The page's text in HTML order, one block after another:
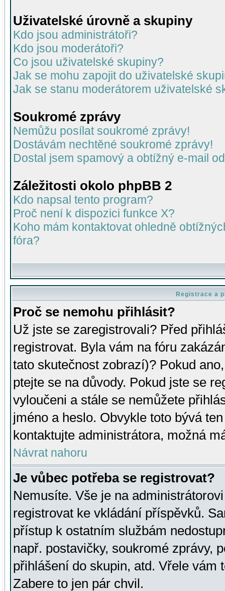
Uživatelské úrovně a skupiny
Kdo jsou administrátoři?
Kdo jsou moderátoři?
Co jsou uživatelské skupiny?
Jak se mohu zapojit do uživatelské
Jak se stanu moderátorem uživatelské
Soukromé zprávy
Nemůžu posílat soukromé zprávy!
Dostávám nechtěné soukromé zprávy!
Dostal jsem spamový a obtížný e-mail
Záležitosti okolo phpBB 2
Kdo napsal tento program?
Proč není k dispozici funkce X?
Koho mám kontaktovat ohledně
fóra?
Registrace a
Proč se nemohu přihlásit?
Už jste se zaregistrovali? Před
registrovat. Byla vám na fóru
tato skutečnost zobrazí)? Pokud
ptejte se na důvody. Pokud jste se
vyloučeni a stále se nemůžete
jméno a heslo. Obvykle toto bývá
kontaktujte administrátora, možná
Návrat nahoru
Je vůbec potřeba se registrovat?
Nemusíte. Vše je na
registrovat ke vkládání příspěvků.
přístup k ostatním službám
např. postavičky, soukromé zprávy,
přihlášení do skupin, atd. Vřele vám
Zabere to jen pár chvil.